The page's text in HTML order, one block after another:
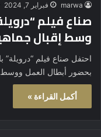
marwa فبراير 7, 2024
صناع فيلم
وسط إقبال
احتفل صناع فيلم
بحضور أبطال العمل ووسط
أكمل القراءة »